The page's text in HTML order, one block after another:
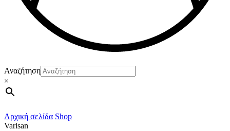
Αναζήτηση
×
Αρχική σελίδα Shop
Varisan